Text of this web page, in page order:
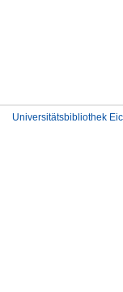
Universitätsbibliothek